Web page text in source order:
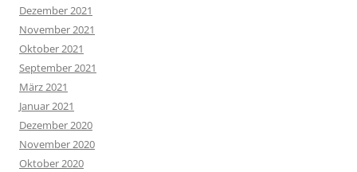
Dezember 2021
November 2021
Oktober 2021
September 2021
März 2021
Januar 2021
Dezember 2020
November 2020
Oktober 2020